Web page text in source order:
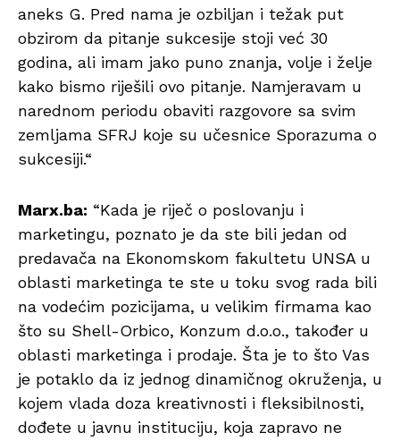
aneks G. Pred nama je ozbiljan i težak put
obzirom da pitanje sukcesije stoji već 30
godina, ali imam jako puno znanja, volje i želje
kako bismo riješili ovo pitanje. Namjeravam u
narednom periodu obaviti razgovore sa svim
zemljama SFRJ koje su učesnice Sporazuma o
sukcesiji.“
Marx.ba: “Kada je riječ o poslovanju i
marketingu, poznato je da ste bili jedan od
predavača na Ekonomskom fakultetu UNSA u
oblasti marketinga te ste u toku svog rada bili
na vodećim pozicijama, u velikim firmama kao
što su Shell-Orbico, Konzum d.o.o., također u
oblasti marketinga i prodaje. Šta je to što Vas
je potaklo da iz jednog dinamičnog okruženja, u
kojem vlada doza kreativnosti i fleksibilnosti,
dođete u javnu instituciju, koja zapravo ne